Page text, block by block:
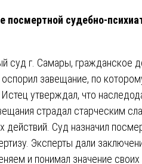
посмертной судебно-
суд г. Самары, гражданское
завещание, по
утверждал, что
страдал старческим
действий. Суд назначил
Эксперты дали
и понимал значение своих